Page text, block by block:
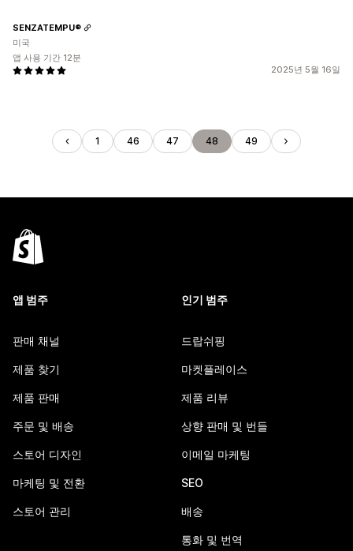
2025년 5월 16일
SENZATEMPU®
미국
앱 사용 기간 12분
1 46 47 48 49
앱 범주
판매 채널
제품 찾기
제품 판매
주문 및 배송
스토어 디자인
마케팅 및 전환
스토어 관리
인기 범주
드랍쉬핑
마켓플레이스
제품 리뷰
상향 판매 및 번들
이메일 마케팅
SEO
배송
통화 및 번역